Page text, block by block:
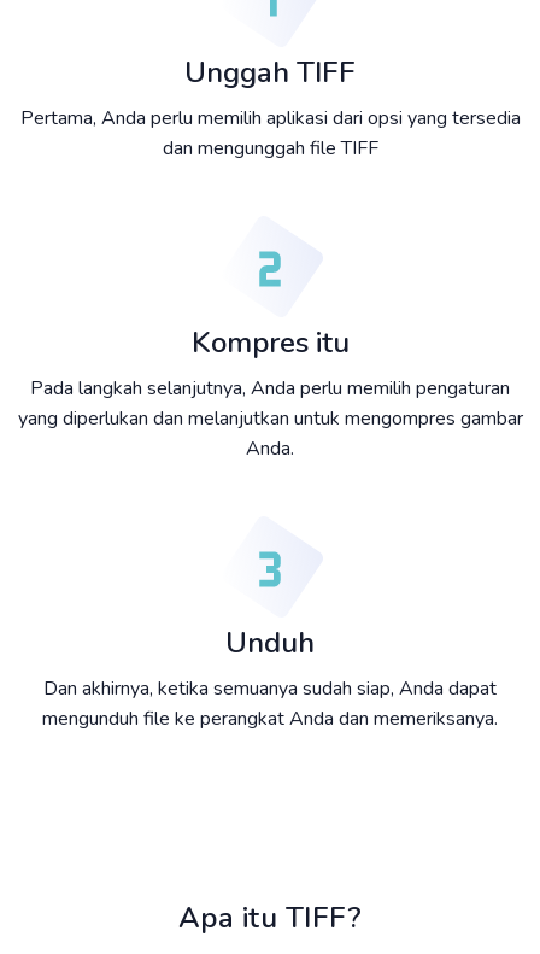
Unggah TIFF
Pertama, Anda perlu memilih aplikasi dari opsi yang tersedia
dan mengunggah file TIFF
Kompres itu
Pada langkah selanjutnya, Anda perlu memilih pengaturan
yang diperlukan dan melanjutkan untuk mengompres gambar
Anda.
Unduh
Dan akhirnya, ketika semuanya sudah siap, Anda dapat
mengunduh file ke perangkat Anda dan memeriksanya.
Apa itu TIFF?